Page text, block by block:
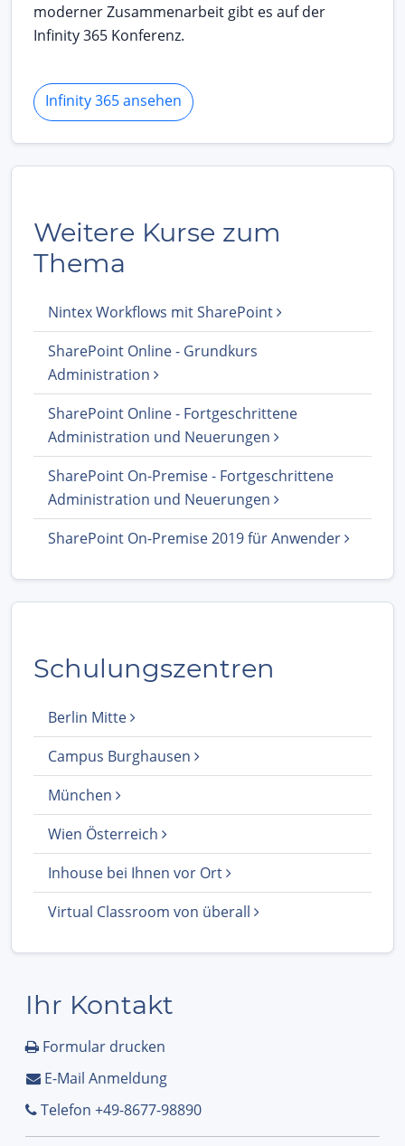
moderner Zusammenarbeit gibt es auf der
Infinity 365 Konferenz.
Infinity 365 ansehen
Weitere Kurse zum
Thema
Nintex Workflows mit SharePoint
SharePoint Online - Grundkurs
Administration
SharePoint Online - Fortgeschrittene
Administration und Neuerungen
SharePoint On-Premise - Fortgeschrittene
Administration und Neuerungen
SharePoint On-Premise 2019 für Anwender
Schulungszentren
Berlin Mitte
Campus Burghausen
München
Wien Österreich
Inhouse bei Ihnen vor Ort
Virtual Classroom von überall
Ihr Kontakt
Formular drucken
E-Mail Anmeldung
Telefon +49-8677-98890